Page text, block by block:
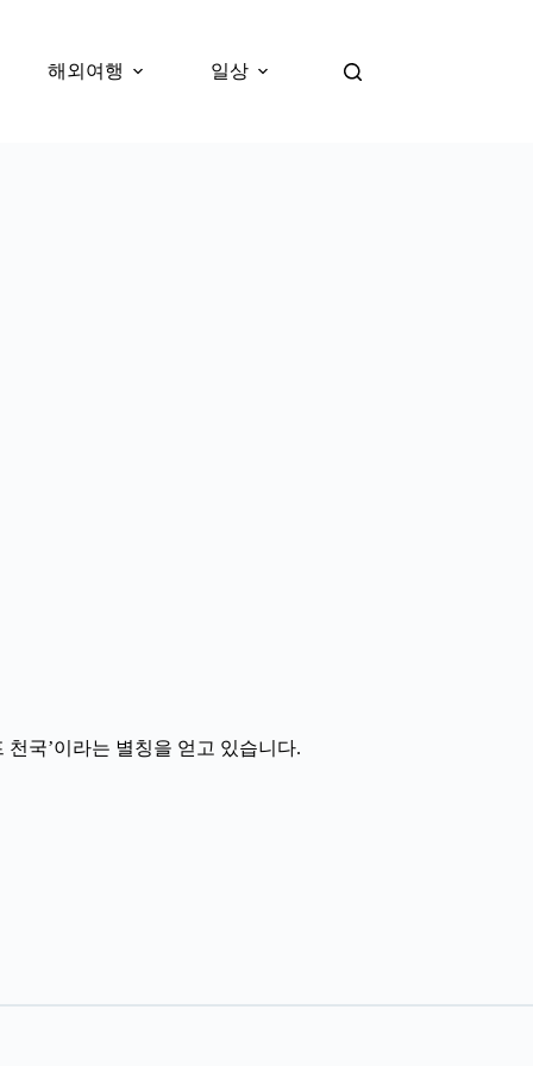
해외여행 일상
국’이라는 별칭을 얻고 있습니다.